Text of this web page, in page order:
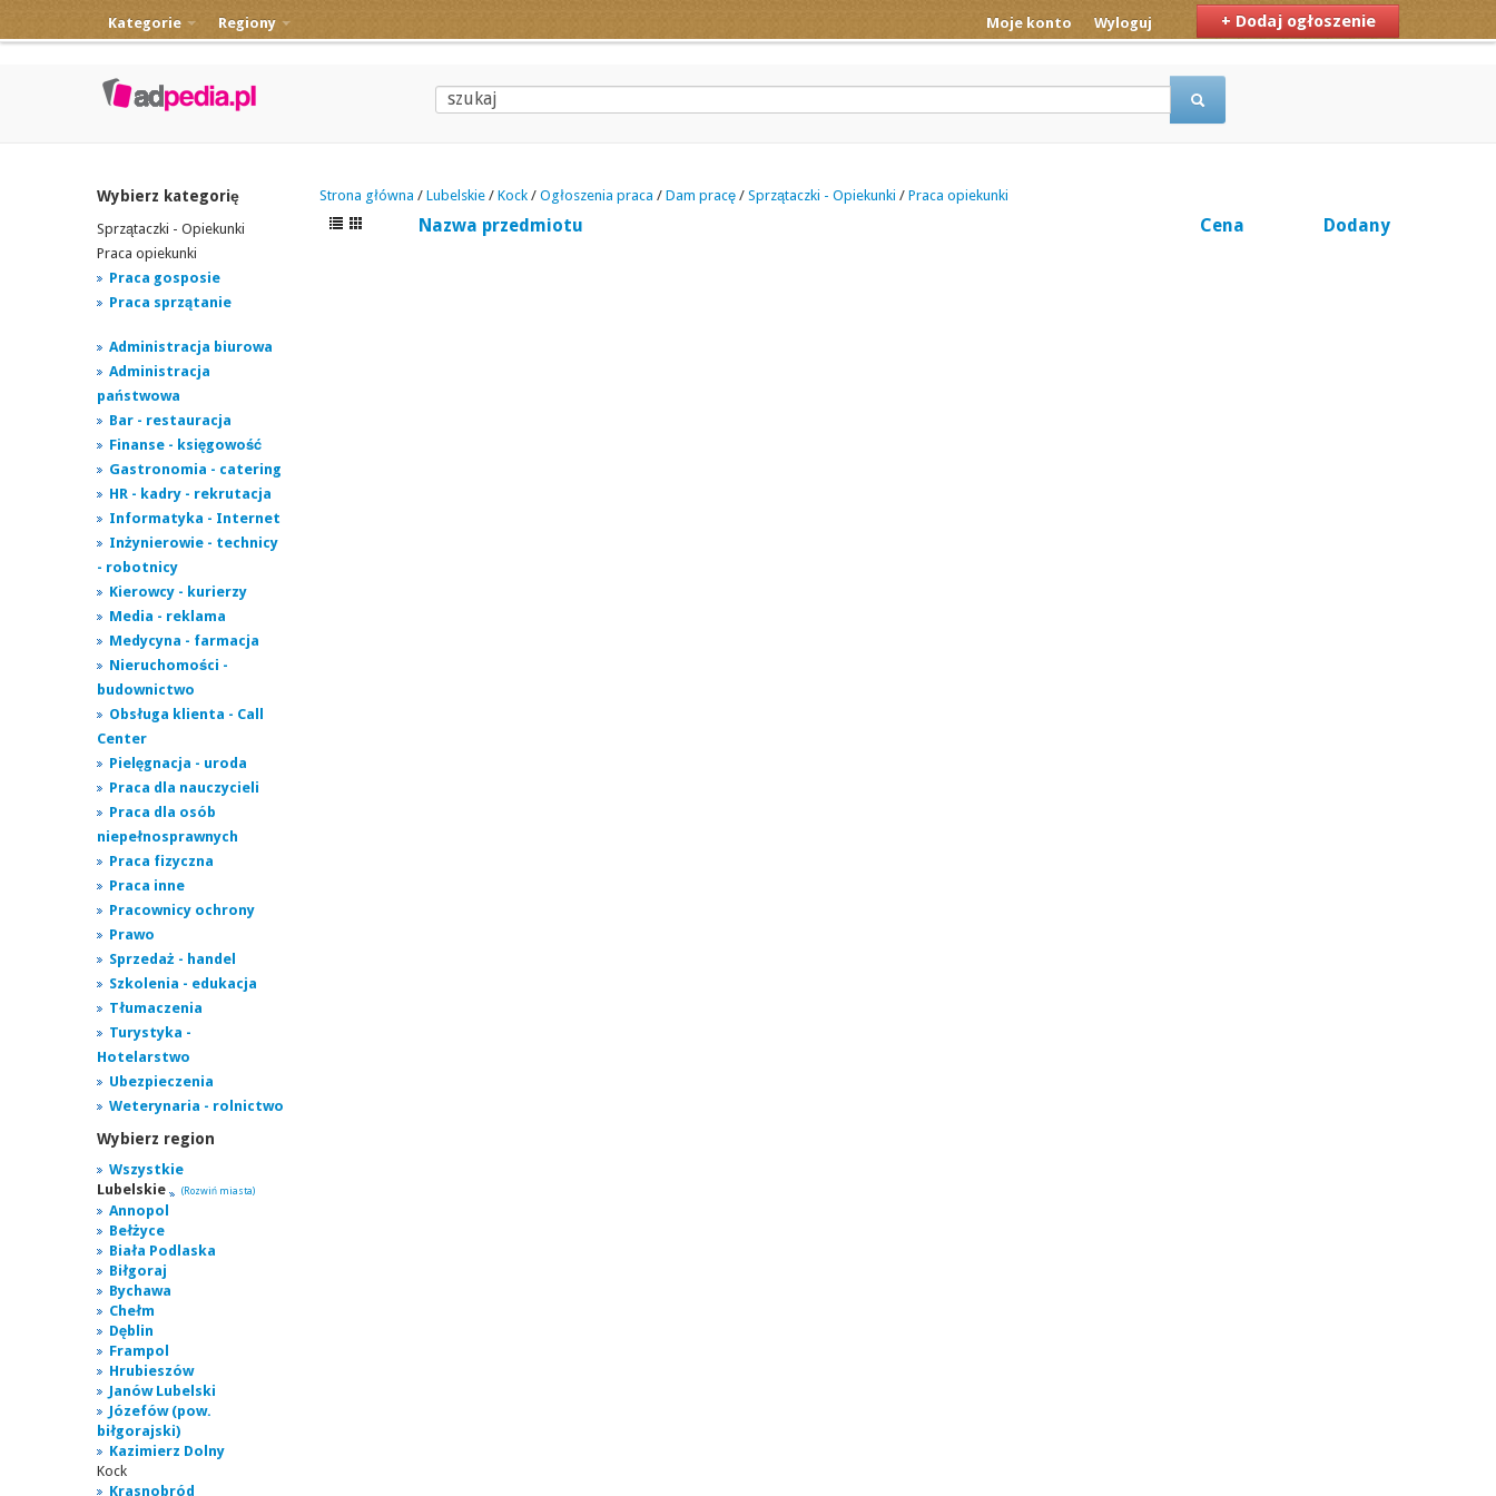
Kategorie Regiony + Dodaj ogłoszenie
Moje konto Wyloguj
Wybierz kategorię
Sprzątaczki - Opiekunki
Praca opiekunki
Praca gosposie
Praca sprzątanie
Administracja biurowa
Administracja
państwowa
Bar - restauracja
Finanse - księgowość
Gastronomia - catering
HR - kadry - rekrutacja
Informatyka - Internet
Inżynierowie - technicy
- robotnicy
Kierowcy - kurierzy
Media - reklama
Medycyna - farmacja
Nieruchomości -
budownictwo
Obsługa klienta - Call
Center
Pielęgnacja - uroda
Praca dla nauczycieli
Praca dla osób
niepełnosprawnych
Praca fizyczna
Praca inne
Pracownicy ochrony
Prawo
Sprzedaż - handel
Szkolenia - edukacja
Tłumaczenia
Turystyka -
Hotelarstwo
Ubezpieczenia
Weterynaria - rolnictwo
Wybierz region
Wszystkie
Lubelskie
(Rozwiń miasta)
Annopol
Bełżyce
Biała Podlaska
Biłgoraj
Bychawa
Chełm
Dęblin
Frampol
Hrubieszów
Janów Lubelski
Józefów (pow.
biłgorajski)
Kazimierz Dolny
Kock
Krasnobród
Strona główna / Lubelskie / Kock / Ogłoszenia praca / Dam pracę / Sprzątaczki - Opiekunki / Praca opiekunki
Nazwa przedmiotu Cena Dodany